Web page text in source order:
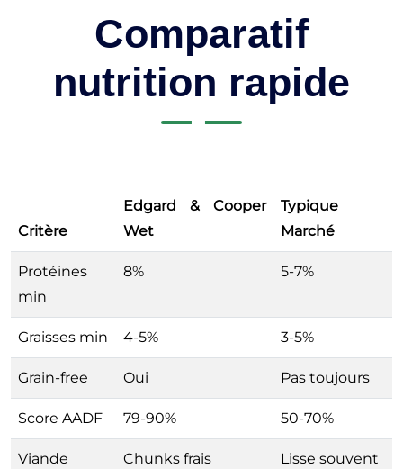
Comparatif
nutrition rapide
Critère
Edgard & Cooper
Wet
Typique
Marché
Protéines
min
8% 5-7%
Graisses min 4-5% 3-5%
Grain-free Oui Pas toujours
Score AADF 79-90% 50-70%
Viande
Chunks frais Lisse souvent